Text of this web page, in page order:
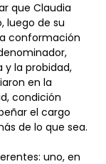
que Claudia
luego de su
conformación
y la probidad,
en la
condición
el cargo
de lo que sea.
uno, en